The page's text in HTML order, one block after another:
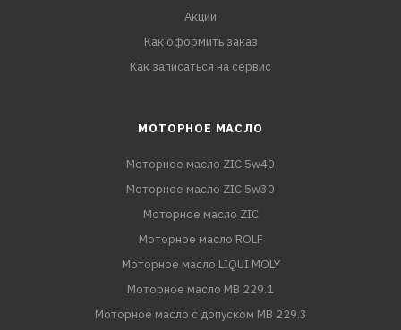
Акции
Как оформить заказ
Как записаться на сервис
МОТОРНОЕ МАСЛО
Моторное масло ZIC 5w40
Моторное масло ZIC 5w30
Моторное масло ZIC
Моторное масло ROLF
Моторное масло LIQUI MOLY
Моторное масло MB 229.1
Моторное масло с допуском MB 229.3